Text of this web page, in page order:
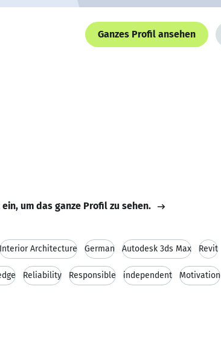
Ganzes Profil ansehen
um das ganze Profil zu sehen.
Interior Architecture German Autodesk 3ds Max Revit
Reliability Responsible independent Motivation